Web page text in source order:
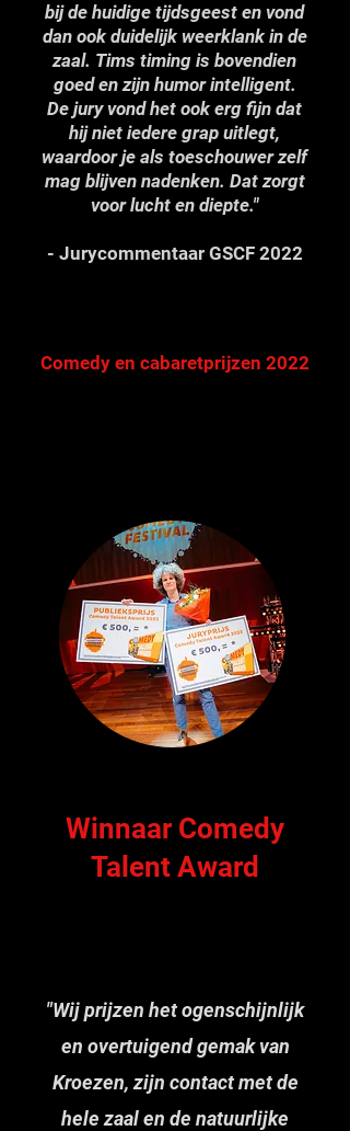
bij de huidige tijdsgeest en vond
dan ook duidelijk weerklank in de
zaal. Tims timing is bovendien
goed en zijn humor intelligent.
De jury vond het ook erg fijn dat
hij niet iedere grap uitlegt,
waardoor je als toeschouwer zelf
mag blijven nadenken. Dat zorgt
voor lucht en diepte."
- Jurycommentaar GSCF 2022
Comedy en cabaretprijzen 2022
Winnaar Comedy
Talent Award
"Wij prijzen het ogenschijnlijk
en overtuigend gemak van
Kroezen, zijn contact met de
hele zaal en de natuurlijke